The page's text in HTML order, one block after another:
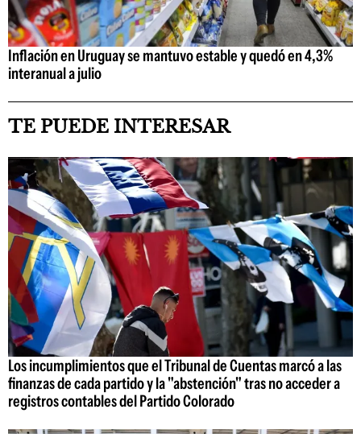
Inflación en Uruguay se mantuvo estable y quedó en 4,3%
interanual a julio
TE PUEDE INTERESAR
Los incumplimientos que el Tribunal de Cuentas marcó a las
finanzas de cada partido y la "abstención" tras no acceder a
registros contables del Partido Colorado